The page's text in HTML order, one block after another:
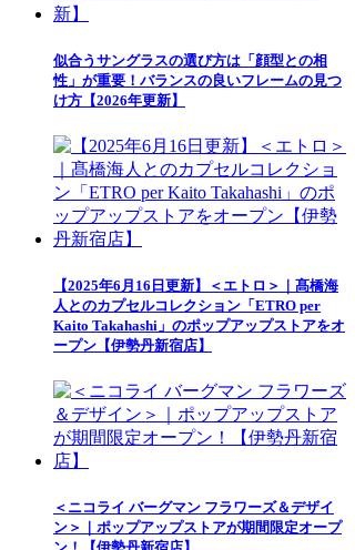
似合うサングラスの選び方は「顔型との相
性」が重要！バランスの良いフレームの見つ
け方【2026年更新】
【2025年6月16日更新】＜エトロ＞｜髙橋海
人とのカプセルコレクション「ETRO per
Kaito Takahashi」のポップアップストアをオ
ープン【伊勢丹新宿店】
＜ニコライ バーグマン フラワーズ＆デザイ
ン＞｜ポップアップストアが期間限定オープ